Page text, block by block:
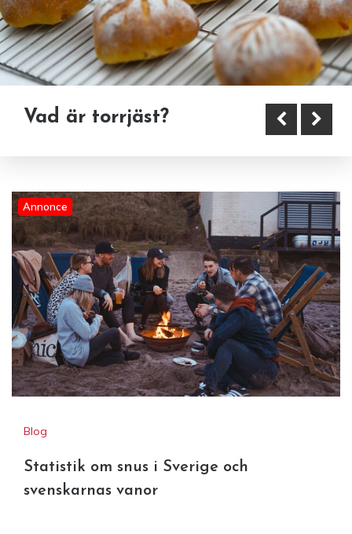
Statistik om snus i Sverige och
Vårens must-haves: nyheter från
populära Marta du Chateau hos
Lululia.se
Vad är torrjäst?
Annonce
Blog
Statistik om snus i Sverige och
svenskarnas vanor